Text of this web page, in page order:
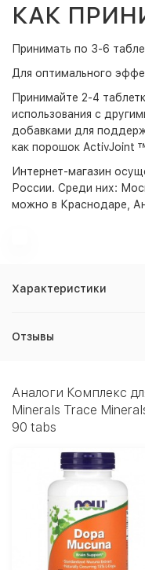
КАК
Принимать по 3-6
Для оптимального
Принимайте 2-4
использования с
добавками для
как порошок ActivJoint
Интернет-магазин
России. Среди них:
можно в Краснодаре,
Характеристики
Отзывы
Аналоги Комплекс
Minerals Trace
90 tabs